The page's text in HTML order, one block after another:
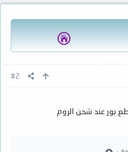
#2
بور عند شحن الروم